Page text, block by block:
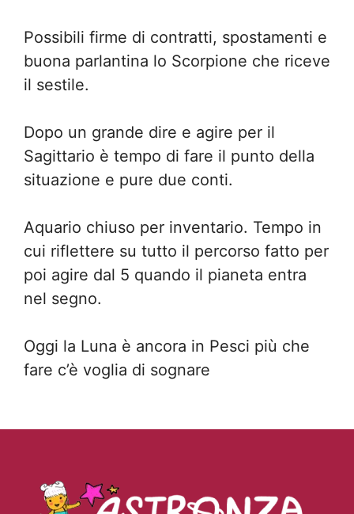
Possibili firme di contratti, spostamenti e
buona parlantina lo Scorpione che riceve
il sestile.
Dopo un grande dire e agire per il
Sagittario è tempo di fare il punto della
situazione e pure due conti.
Aquario chiuso per inventario. Tempo in
cui riflettere su tutto il percorso fatto per
poi agire dal 5 quando il pianeta entra
nel segno.
Oggi la Luna è ancora in Pesci più che
fare c’è voglia di sognare